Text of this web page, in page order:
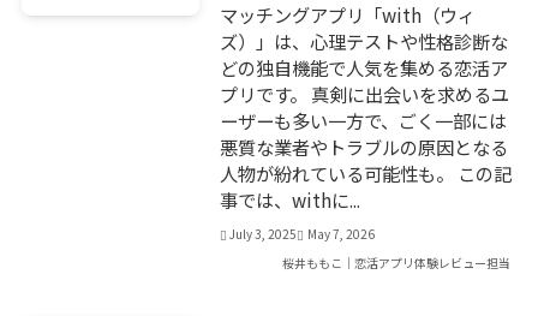
マッチングアプリ「with（ウィ
ズ）」は、心理テストや性格診断な
どの独自機能で人気を集める恋活ア
プリです。 真剣に出会いを求めるユ
ーザーも多い一方で、ごく一部には
悪質な業者やトラブルの原因となる
人物が紛れている可能性も。 この記
事では、withに...
July 3, 2025
May 7, 2026
桜井ももこ｜恋活アプリ体験レビュー担当